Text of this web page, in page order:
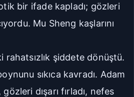
bir ifade kapladı; gözleri
Mu Sheng kaşlarını
rahatsızlık şiddete dönüştü.
sıkıca kavradı. Adam
dışarı fırladı, nefes